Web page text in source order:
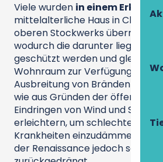
Viele wurden in einem Erker
mittelalterliche Haus in Chinon.
oberen Stockwerks überragt die
wodurch die darunter liegenden
geschützt werden und
Wohnraum zur Verfügung steht.
Ausbreitung von Bränden
wie aus Gründen der
Eindringen von Wind und Sonne
erleichtern, um schlechte
Krankheiten einzudämmen),
der Renaissance jedoch